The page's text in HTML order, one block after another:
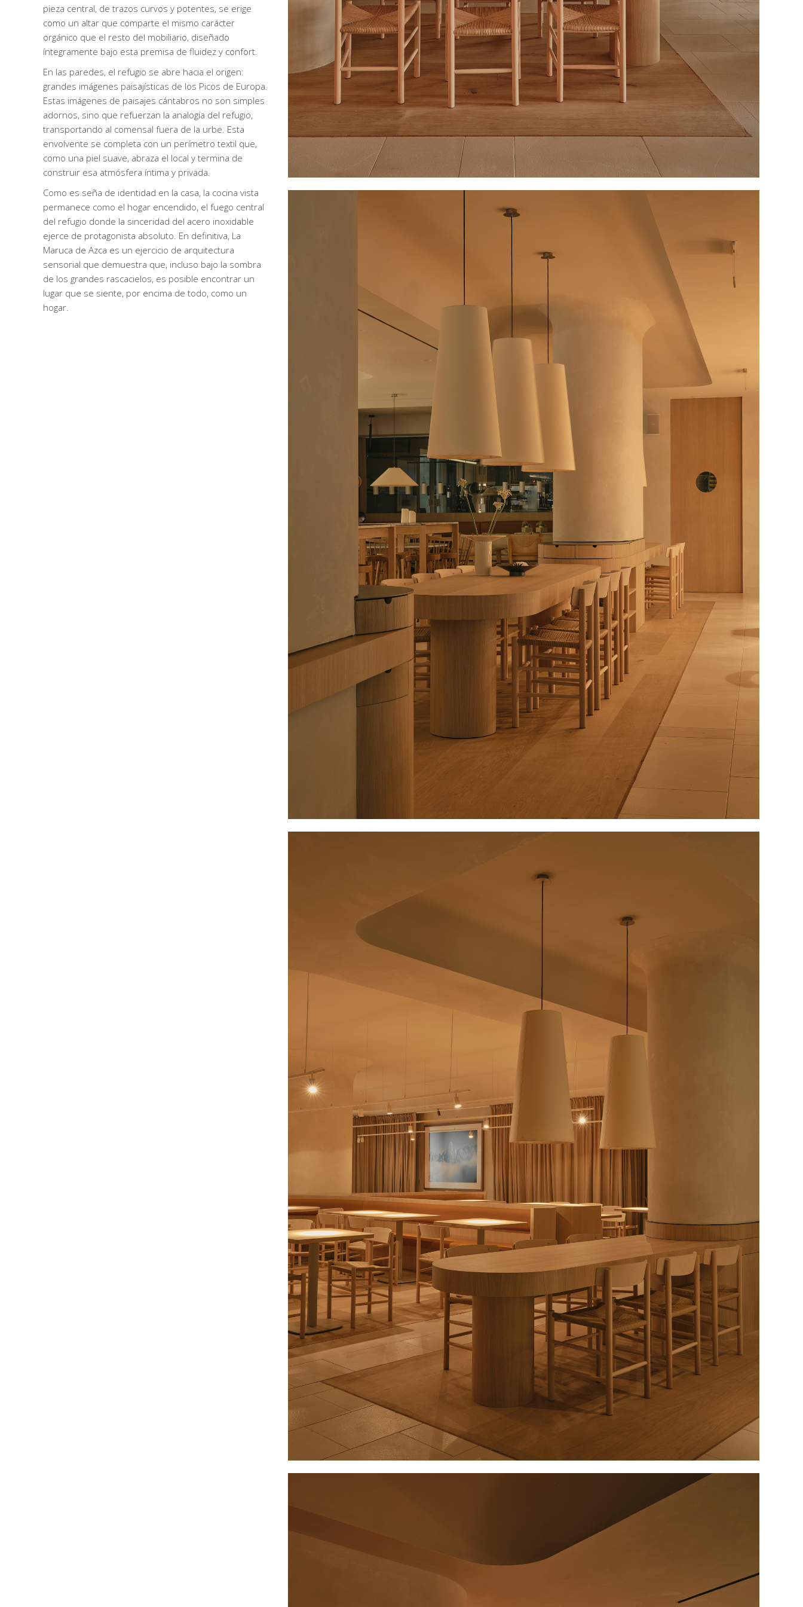
pieza central, de trazos curvos y potentes, se erige
como un altar que comparte el mismo carácter
orgánico que el resto del mobiliario, diseñado
íntegramente bajo esta premisa de fluidez y confort.
En las paredes, el refugio se abre hacia el origen:
grandes imágenes paisajísticas de los Picos de Europa.
Estas imágenes de paisajes cántabros no son simples
adornos, sino que refuerzan la analogía del refugio,
transportando al comensal fuera de la urbe. Esta
envolvente se completa con un perímetro textil que,
como una piel suave, abraza el local y termina de
construir esa atmósfera íntima y privada.
Como es seña de identidad en la casa, la cocina vista
permanece como el hogar encendido, el fuego central
del refugio donde la sinceridad del acero inoxidable
ejerce de protagonista absoluto. En definitiva, La
Maruca de Azca es un ejercicio de arquitectura
sensorial que demuestra que, incluso bajo la sombra
de los grandes rascacielos, es posible encontrar un
lugar que se siente, por encima de todo, como un
hogar.